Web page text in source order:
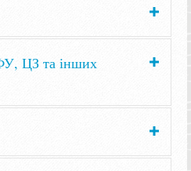
ЦЗ та інших